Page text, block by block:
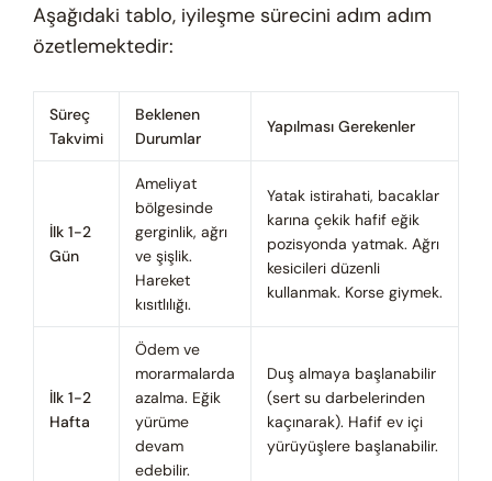
Aşağıdaki tablo, iyileşme sürecini adım adım
özetlemektedir:
Süreç
Takvimi
Beklenen
Durumlar
Yapılması Gerekenler
İlk 1-2
Gün
Ameliyat
bölgesinde
gerginlik, ağrı
ve şişlik.
Hareket
kısıtlılığı.
Yatak istirahati, bacaklar
karına çekik hafif eğik
pozisyonda yatmak. Ağrı
kesicileri düzenli
kullanmak. Korse giymek.
İlk 1-2
Hafta
Ödem ve
morarmalarda
azalma. Eğik
yürüme
devam
edebilir.
Duş almaya başlanabilir
(sert su darbelerinden
kaçınarak). Hafif ev içi
yürüyüşlere başlanabilir.